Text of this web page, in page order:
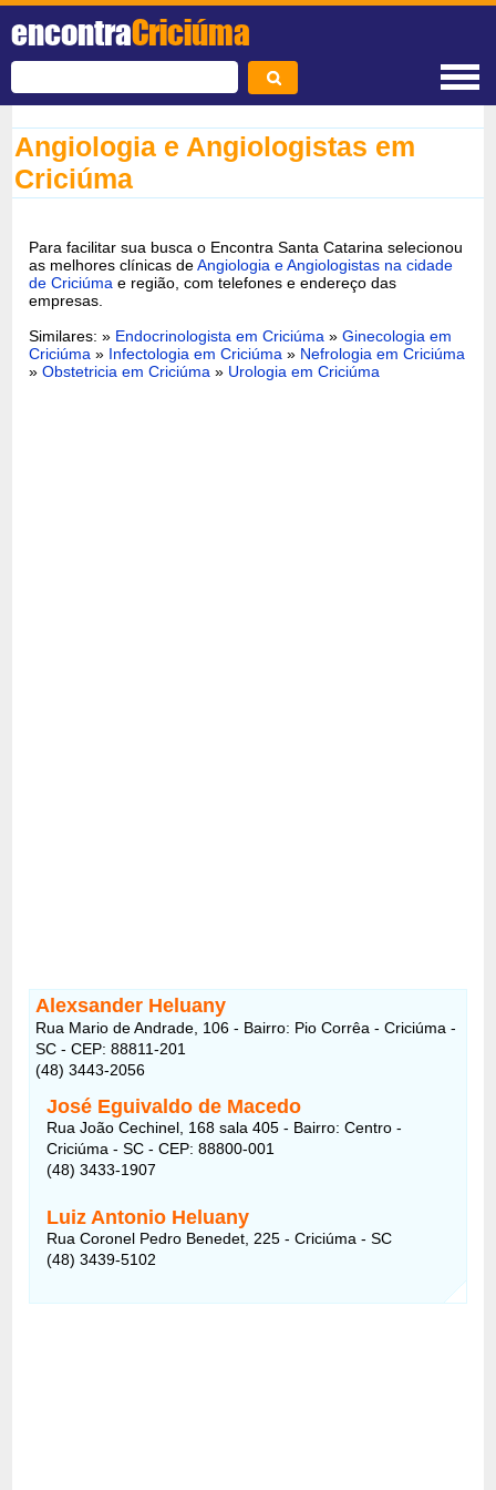
encontraCriciúma
Angiologia e Angiologistas em
Criciúma
Para facilitar sua busca o Encontra Santa Catarina selecionou
as melhores clínicas deAngiologia e Angiologistas na cidade
de Criciúma e região, com telefones e endereço das
empresas.
Similares: » Endocrinologista em Criciúma »Ginecologia em
Criciúma » Infectologia em Criciúma » Nefrologia em Criciúma
»Obstetricia em Criciúma » Urologia em Criciúma
Alexsander Heluany
Rua Mario de Andrade, 106 - Bairro: Pio Corrêa - Criciúma -
SC - CEP: 88811-201
(48) 3443-2056
José Eguivaldo de Macedo
Rua João Cechinel, 168 sala 405 - Bairro: Centro -
Criciúma - SC - CEP: 88800-001
(48) 3433-1907
Luiz Antonio Heluany
Rua Coronel Pedro Benedet, 225 - Criciúma - SC
(48) 3439-5102